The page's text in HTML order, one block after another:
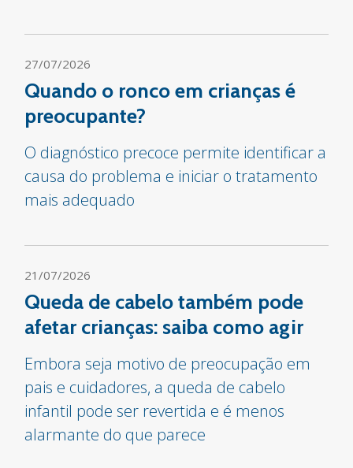
27/07/2026
Quando o ronco em crianças é
preocupante?
O diagnóstico precoce permite identificar a
causa do problema e iniciar o tratamento
mais adequado
21/07/2026
Queda de cabelo também pode
afetar crianças: saiba como agir
Embora seja motivo de preocupação em
pais e cuidadores, a queda de cabelo
infantil pode ser revertida e é menos
alarmante do que parece